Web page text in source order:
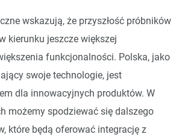
wskazują, że przyszłość próbników
kierunku jeszcze większej
funkcjonalności. Polska, jako
swoje technologie, jest
dla innowacyjnych produktów. W
możemy spodziewać się dalszego
które będą oferować integrację z